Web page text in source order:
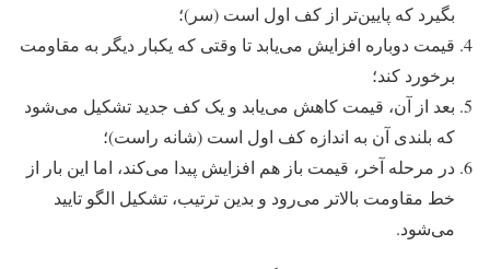
بگیرد که پایین‌تر از کف اول است (سر)؛
قیمت دوباره افزایش می‌یابد تا وقتی که یکبار دیگر به مقاومت
برخورد کند؛
بعد از آن، قیمت کاهش می‌یابد و یک کف جدید تشکیل می‌شود
که بلندی آن به اندازه کف اول است (شانه راست)؛
در مرحله آخر، قیمت باز هم افزایش پیدا می‌کند، اما این بار از
خط مقاومت بالاتر می‌رود و بدین ترتیب، تشکیل الگو تایید
می‌شود.